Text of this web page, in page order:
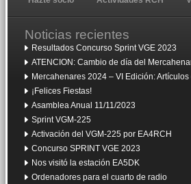
Noticias recientes
Resultados Concurso Sprint VGE 2023
ATENCION: Cambio de día del
Mercahenares 2024 – VI Edición:
¡Felices Fiestas!
Asamblea Anual 11/11/2023
Sprint VGM-225
Activación del VGM-225 por EA4RCH
Concurso SPRINT VGE 2023
Nos visitó la estación EA5DK
Ordenadores para el cuarto de radio